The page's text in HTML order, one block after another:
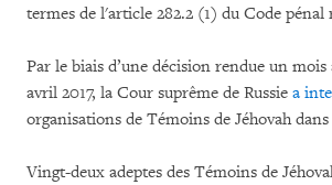
termes de l'article 282.2 (1) du Code pénal
Par le biais d’une décision rendue un
avril 2017, la Cour suprême de Russie a
organisations de Témoins de Jéhovah dans
Vingt-deux adeptes des Témoins de